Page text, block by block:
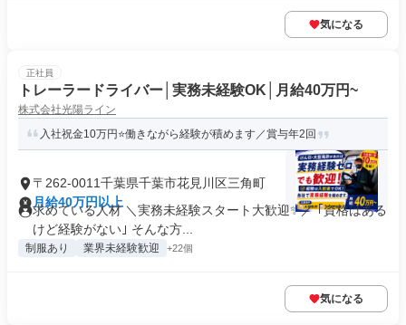
気になる
正社員
トレーラードライバー│実務未経験OK│月給40万円~
株式会社光陽ライン
入社祝金10万円⭐働きながら経験が積めます／賞与年2回
〒262-0011千葉県千葉市花見川区三角町
月給40万円以上
求めている人材 ＼実務未経験スタート大歓迎✨／ ｢資格はある
けど経験がない｣ そんな方...
制服あり 業界未経験歓迎 +22個
気になる